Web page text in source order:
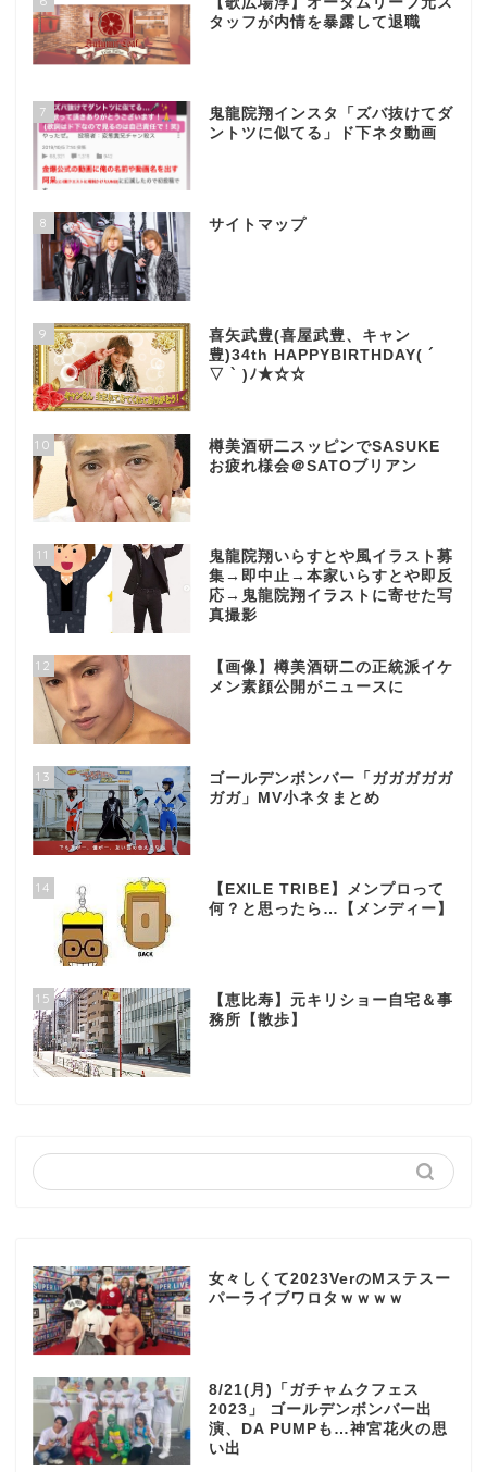
タッフが内情を暴露して退職
7
鬼龍院翔インスタ「ズバ抜けてダ
ントツに似てる」ド下ネタ動画
8 サイトマップ
9
喜矢武豊(喜屋武豊、キャン
豊)34th HAPPYBIRTHDAY( ´
▽ ` )ﾉ★☆☆
10
樽美酒研二スッピンでSASUKE
お疲れ様会＠SATOブリアン
11
鬼龍院翔いらすとや風イラスト募
集→即中止→本家いらすとや即反
応→鬼龍院翔イラストに寄せた写
真撮影
12
【画像】樽美酒研二の正統派イケ
メン素顔公開がニュースに
13
ゴールデンボンバー「ガガガガガ
ガガ」MV小ネタまとめ
14
【EXILE TRIBE】メンプロって
何？と思ったら…【メンディー】
15
【恵比寿】元キリショー自宅＆事
務所【散歩】
女々しくて2023VerのMステスー
パーライブワロタｗｗｗｗ
8/21(月)「ガチャムクフェス
2023」 ゴールデンボンバー出
演、DA PUMPも…神宮花火の思
い出